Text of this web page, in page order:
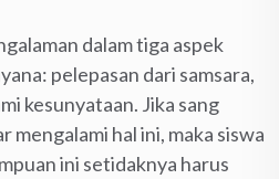
dalam tiga aspek
pelepasan dari samsara,
kesunyataan. Jika sang
mengalami hal ini, maka siswa
ini setidaknya harus